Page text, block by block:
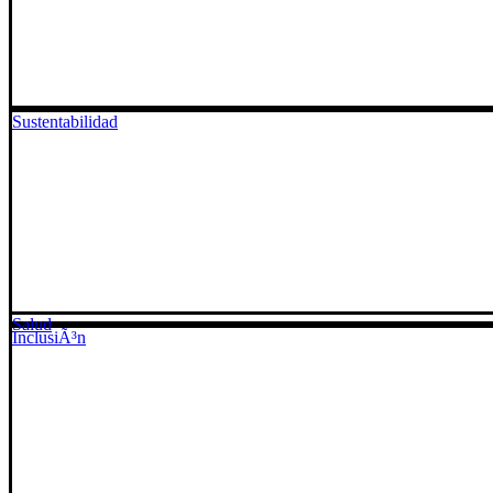
Sustentabilidad
InclusiÃ³n
Salud